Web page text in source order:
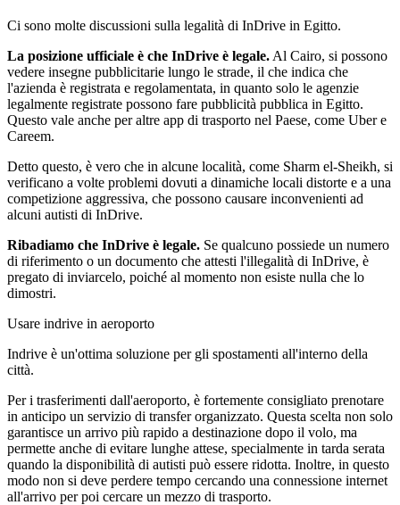
Ci sono molte discussioni sulla legalità di InDrive in Egitto.
La posizione ufficiale è che InDrive è legale. Al Cairo, si possono
vedere insegne pubblicitarie lungo le strade, il che indica che
l'azienda è registrata e regolamentata, in quanto solo le agenzie
legalmente registrate possono fare pubblicità pubblica in Egitto.
Questo vale anche per altre app di trasporto nel Paese, come Uber e
Careem.
Detto questo, è vero che in alcune località, come Sharm el-Sheikh, si
verificano a volte problemi dovuti a dinamiche locali distorte e a una
competizione aggressiva, che possono causare inconvenienti ad
alcuni autisti di InDrive.
Ribadiamo che InDrive è legale. Se qualcuno possiede un numero
di riferimento o un documento che attesti l'illegalità di InDrive, è
pregato di inviarcelo, poiché al momento non esiste nulla che lo
dimostri.
Usare indrive in aeroporto
Indrive è un'ottima soluzione per gli spostamenti all'interno della
città.
Per i trasferimenti dall'aeroporto, è fortemente consigliato prenotare
in anticipo un servizio di transfer organizzato. Questa scelta non solo
garantisce un arrivo più rapido a destinazione dopo il volo, ma
permette anche di evitare lunghe attese, specialmente in tarda serata
quando la disponibilità di autisti può essere ridotta. Inoltre, in questo
modo non si deve perdere tempo cercando una connessione internet
all'arrivo per poi cercare un mezzo di trasporto.